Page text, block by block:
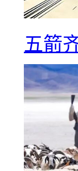
五箭